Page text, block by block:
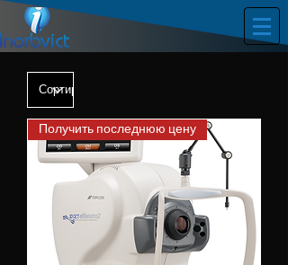
Получить последнюю цену